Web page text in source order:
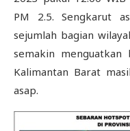
PM 2.5. Sengkarut
sejumlah bagian
semakin menguatkan
Kalimantan Barat
asap.